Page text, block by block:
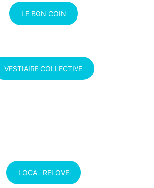
LE BON COIN
VESTIAIRE COLLECTIVE
LOCAL RELOVE